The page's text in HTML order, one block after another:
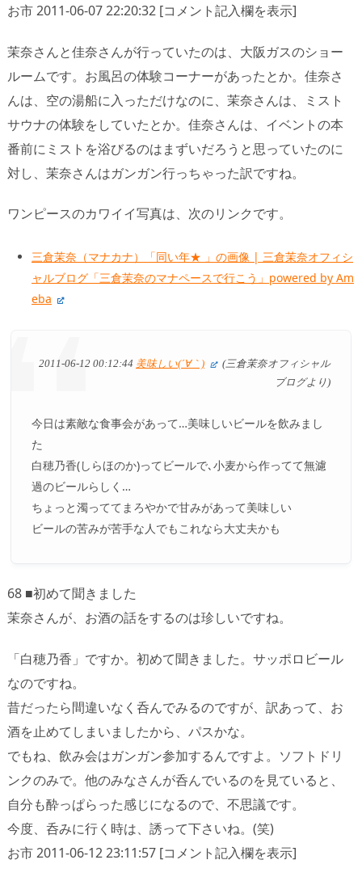
お市 2011-06-07 22:20:32 [コメント記入欄を表示]
茉奈さんと佳奈さんが行っていたのは、大阪ガスのショー
ルームです。お風呂の体験コーナーがあったとか。佳奈さ
んは、空の湯船に入っただけなのに、茉奈さんは、ミスト
サウナの体験をしていたとか。佳奈さんは、イベントの本
番前にミストを浴びるのはまずいだろうと思っていたのに
対し、茉奈さんはガンガン行っちゃった訳ですね。
ワンピースのカワイイ写真は、次のリンクです。
三倉茉奈（マナカナ）「同い年★ 」の画像 | 三倉茉奈オフィシ
ャルブログ「三倉茉奈のマナペースで行こう」powered by Am
eba
2011-06-12 00:12:44 美味しい(´∀｀)
(三倉茉奈オフィシャル
ブログより)
今日は素敵な食事会があって…美味しいビールを飲みまし
た
白穂乃香(しらほのか)ってビールで､小麦から作ってて無濾
過のビールらしく…
ちょっと濁っててまろやかで甘みがあって美味しい
ビールの苦みが苦手な人でもこれなら大丈夫かも
68 ■初めて聞きました
茉奈さんが、お酒の話をするのは珍しいですね。
「白穂乃香」ですか。初めて聞きました。サッポロビール
なのですね。
昔だったら間違いなく呑んでみるのですが、訳あって、お
酒を止めてしまいましたから、パスかな。
でもね、飲み会はガンガン参加するんですよ。ソフトドリ
ンクのみで。他のみなさんが呑んでいるのを見ていると、
自分も酔っぱらった感じになるので、不思議です。
今度、呑みに行く時は、誘って下さいね。(笑)
お市 2011-06-12 23:11:57 [コメント記入欄を表示]